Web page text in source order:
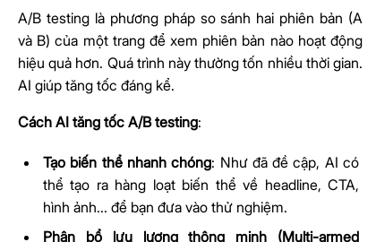
A/B testing là phương pháp so sánh hai phiên bản (A
và B) của một trang để xem phiên bản nào hoạt động
hiệu quả hơn. Quá trình này thường tốn nhiều thời gian.
AI giúp tăng tốc đáng kể.
Cách AI tăng tốc A/B testing:
Tạo biến thể nhanh chóng: Như đã đề cập, AI có
thể tạo ra hàng loạt biến thể về headline, CTA,
hình ảnh... để bạn đưa vào thử nghiệm.
Phân bổ lưu lượng thông minh (Multi-armed